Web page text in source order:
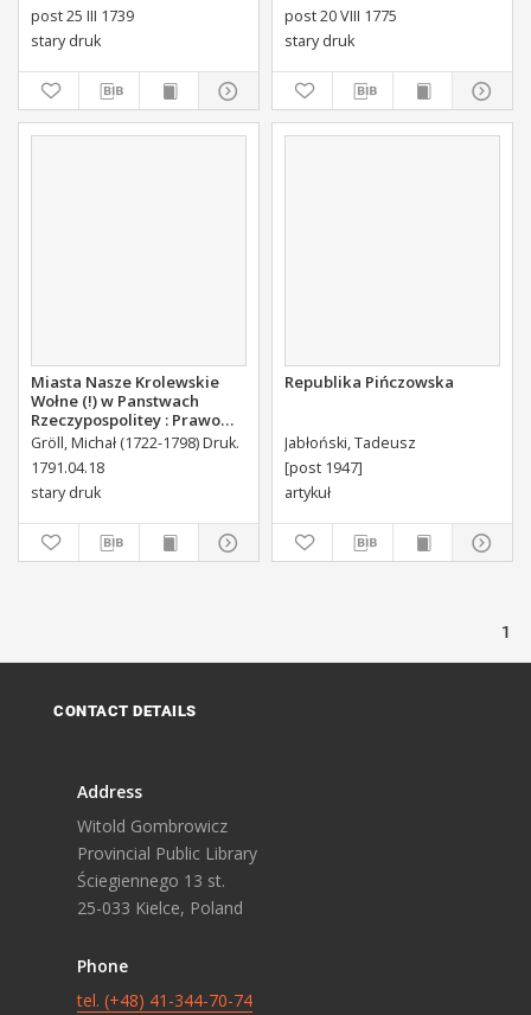
post 25 III 1739
stary druk
Płockiego Xiązęcia
Pułtuskiego [...] Do Oboyga
Stanu Tak Duchownego,
Swoiey Roku Panskiego
1775 [...] Wydany.
post 20 VIII 1775
stary druk
Miasta Nasze Krolewskie
Wołne (!) w Panstwach
Rzeczypospolitey : Prawo
uchwalone Dnia 18.
kwietnia 1791.
Gröll, Michał (1722-1798) Druk.
1791.04.18
stary druk
Republika Pińczowska
Jabłoński, Tadeusz
[post 1947]
artykuł
1
CONTACT DETAILS
Address
Witold Gombrowicz
Provincial Public Library
Ściegiennego 13 st.
25-033 Kielce, Poland
Phone
tel. (+48) 41-344-70-74